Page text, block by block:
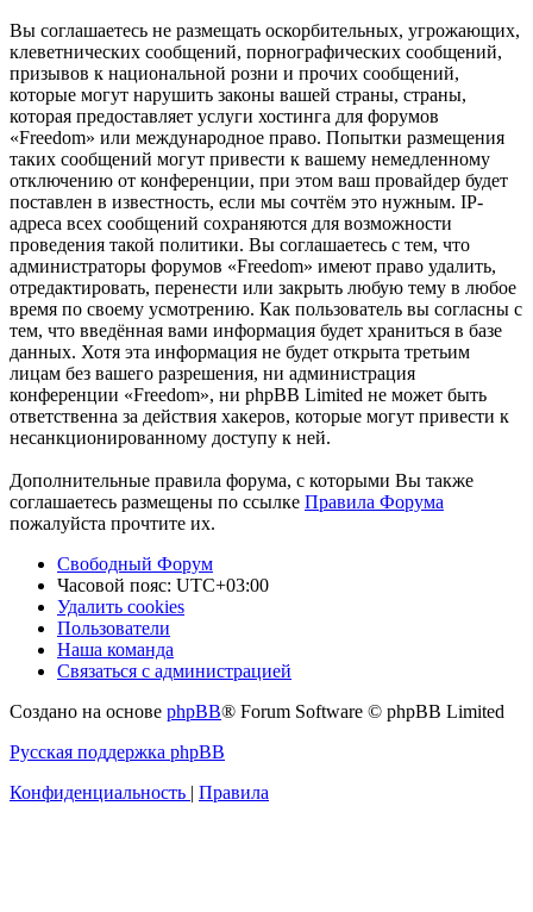
Вы соглашаетесь не размещать оскорбительных, угрожающих,
клеветнических сообщений, порнографических сообщений,
призывов к национальной розни и прочих сообщений,
которые могут нарушить законы вашей страны, страны,
которая предоставляет услуги хостинга для форумов
«Freedom» или международное право. Попытки размещения
таких сообщений могут привести к вашему немедленному
отключению от конференции, при этом ваш провайдер будет
поставлен в известность, если мы сочтём это нужным. IP-
адреса всех сообщений сохраняются для возможности
проведения такой политики. Вы соглашаетесь с тем, что
администраторы форумов «Freedom» имеют право удалить,
отредактировать, перенести или закрыть любую тему в любое
время по своему усмотрению. Как пользователь вы согласны с
тем, что введённая вами информация будет храниться в базе
данных. Хотя эта информация не будет открыта третьим
лицам без вашего разрешения, ни администрация
конференции «Freedom», ни phpBB Limited не может быть
ответственна за действия хакеров, которые могут привести к
несанкционированному доступу к ней.
Дополнительные правила форума, с которыми Вы также
соглашаетесь размещены по ссылке Правила Форума
пожалуйста прочтите их.
Свободный Форум
Часовой пояс: UTC+03:00
Удалить cookies
Пользователи
Наша команда
Связаться с администрацией
Создано на основе phpBB® Forum Software © phpBB Limited
Русская поддержка phpBB
Конфиденциальность | Правила